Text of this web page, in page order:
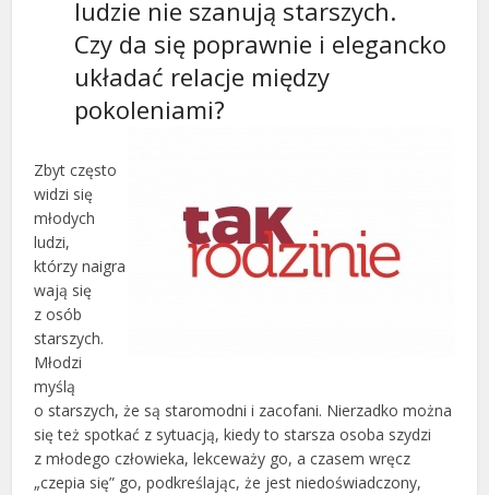
ludzie nie szanują starszych.
Czy da się poprawnie i elegancko
układać relacje między
pokoleniami?
Zbyt często
widzi się
młodych
ludzi,
którzy naigra
wają się
z osób
starszych.
Młodzi
myślą
o starszych, że są staromodni i zacofani. Nierzadko można
się też spotkać z sytuacją, kiedy to starsza osoba szydzi
z młodego człowieka, lekceważy go, a czasem wręcz
„czepia się” go, podkreślając, że jest niedoświadczony,